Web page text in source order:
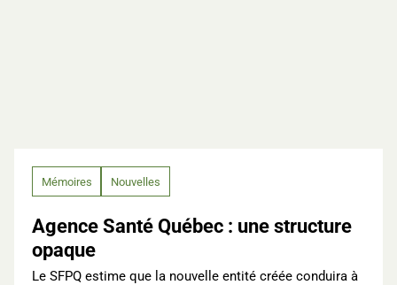
Mémoires Nouvelles
Agence Santé Québec : une structure
opaque
Le SFPQ estime que la nouvelle entité créée conduira à